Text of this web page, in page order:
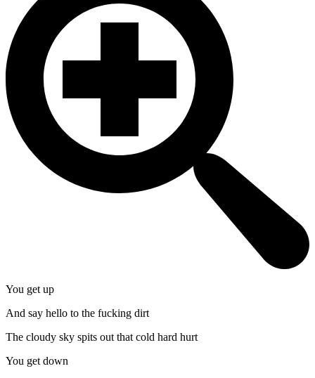
You get up
And say hello to the fucking dirt
The cloudy sky spits out that cold hard hurt
You get down